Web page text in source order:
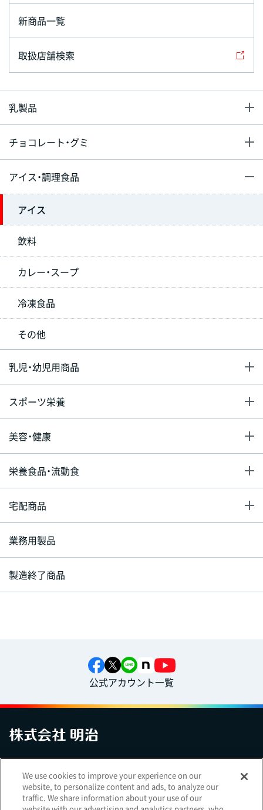
新商品一覧
取扱店舗検索
乳製品
チョコレート・グミ
アイス・調理食品
アイス
飲料
カレー・スープ
冷凍食品
その他
乳児・幼児用商品
スポーツ栄養
美容・健康
栄養食品・流動食
宅配商品
業務用製品
製造終了商品
公式アカウント一覧
アクセシビリティへの対応方針ご利用規約明治グループのDX
Cookie Settings
We use cookies to improve your experience on our
website, to personalize content and ads, to analyze our
traffic. We share information about your use of our